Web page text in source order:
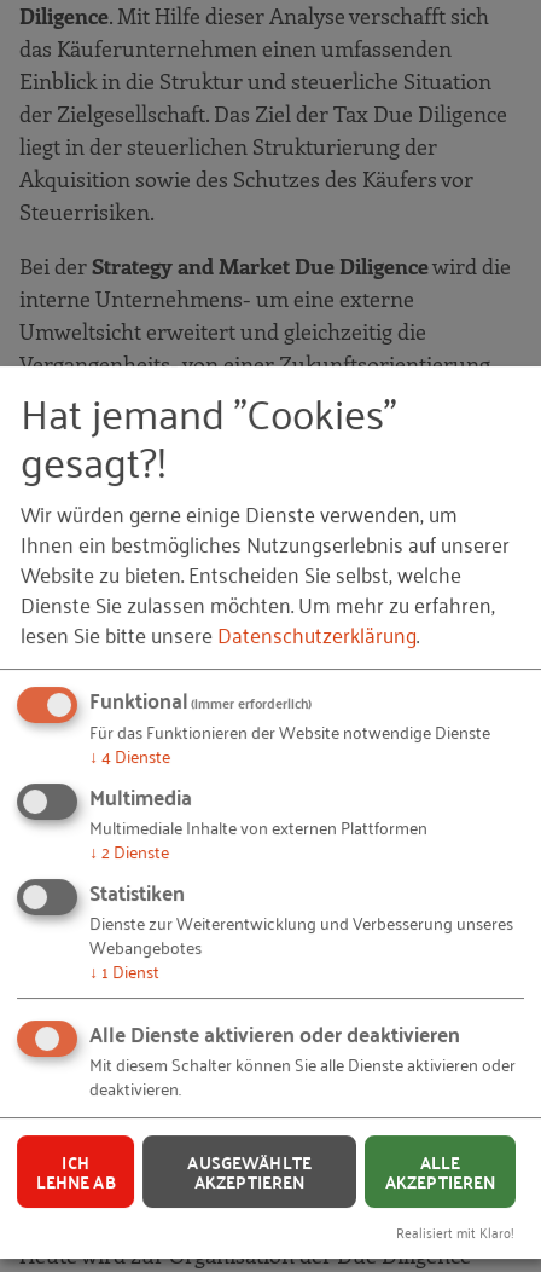
Diligence. Mit Hilfe dieser Analyse verschafft sich
das Käuferunternehmen einen umfassenden
Einblick in die Struktur und steuerliche Situation
der Zielgesellschaft. Das Ziel der Tax Due Diligence
liegt in der steuerlichen Strukturierung der
Akquisition sowie des Schutzes des Käufers vor
Steuerrisiken.
Bei derStrategy and Market Due Diligencewird die
interne Unternehmens- um eine externe
Umweltsicht erweitert und gleichzeitig die
Vergangenheits- von einer Zukunftsorientierung
abgelöst. Das Ziel dieses Prüfungsbereiches ist die
Ermittlung der aktuellen Wettbewerbsposition der
Zielgesellschaft sowie der Zukunftsträchtigkeit des
Geschäftsmodells und des bearbeiteten Marktes.
3. Organisation und Durchführung
der Due Diligence
Die Anzahl der an der Due Diligence beteiligten
Personen variiert je nach Größe des
Zielunternehmens und des potenziellen Käufers
stark. In der Regel wird die Due Diligence durch
spezialisierte Beratungshäuser organisiert und
durchgeführt, die bei Bedarf auf andere Spezialisten
wie z.B. Rechtsanwälte und Steuerberater
zurückgreifen.
Die Einbindung externer Berater ist für den Erfolg
der Transaktion oftmals ein entscheidender Faktor,
da sie den Parteien umfangreiches und
spezialisiertes Know-how in den jeweiligen
Geschäftsfeldern bieten und darüber hinaus eine
objektive Beurteilung des Akquisitionsvorhabens
vornehmen können.
Heute wird zur Organisation der Due Diligence
Hat jemand "Cookies"
gesagt?!
Wir würden gerne einige Dienste verwenden, um
Ihnen ein bestmögliches Nutzungserlebnis auf unserer
Website zu bieten. Entscheiden Sie selbst, welche
Dienste Sie zulassen möchten.Um mehr zu erfahren,
lesen Sie bitte unsereDatenschutzerklärung.
Funktional(immer erforderlich)
Für das Funktionieren der Website notwendige Dienste
↓ 4Dienste
Multimedia
Multimediale Inhalte von externen Plattformen
↓ 2Dienste
Statistiken
Dienste zur Weiterentwicklung und Verbesserung unseres
Webangebotes
↓ 1 Dienst
Alle Dienste aktivieren oder deaktivieren
Mit diesem Schalter können Sie alle Dienste aktivieren oder
deaktivieren.
ICH
LEHNE AB
AUSGEWÄHLTE
AKZEPTIEREN
ALLE
AKZEPTIEREN
Realisiert mit Klaro!